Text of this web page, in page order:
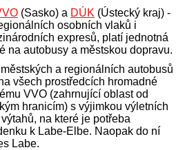
(Sasko) a DÚK (Ústecký kraj) -
osobních vlaků i
expresů, platí jednotná
na autobusy a městskou dopravu.
a regionálních autobusů
všech prostředcích hromadné
VVO (zahrnující oblast od
hranicím) s výjimkou výletních
na které je potřeba
k Labe-Elbe. Naopak do ní
Labe.